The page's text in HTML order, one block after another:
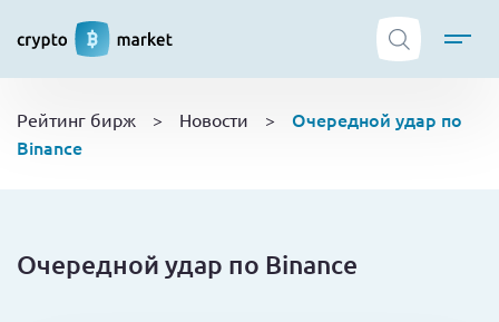
ТОП криптобирж
Криптовалюты
Кошельки
Рейтинг бирж > Новости >
Очередной удар по
Binance
Очередной удар по Binance